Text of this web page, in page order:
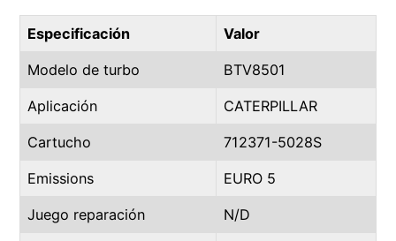
Especificación Valor
Modelo de turbo BTV8501
Aplicación CATERPILLAR
Cartucho 712371-5028S
Emissions EURO 5
Juego reparación N/D